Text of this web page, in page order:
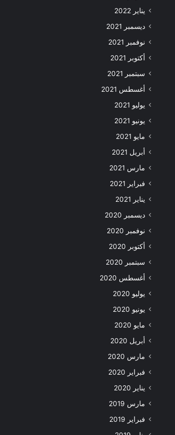
يناير 2022
ديسمبر 2021
نوفمبر 2021
أكتوبر 2021
سبتمبر 2021
أغسطس 2021
يوليو 2021
يونيو 2021
مايو 2021
أبريل 2021
مارس 2021
فبراير 2021
يناير 2021
ديسمبر 2020
نوفمبر 2020
أكتوبر 2020
سبتمبر 2020
أغسطس 2020
يوليو 2020
يونيو 2020
مايو 2020
أبريل 2020
مارس 2020
فبراير 2020
يناير 2020
مارس 2019
فبراير 2019